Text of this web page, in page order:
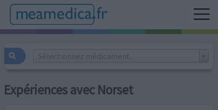
Sélectionnez médicament...
Expériences avec Norset